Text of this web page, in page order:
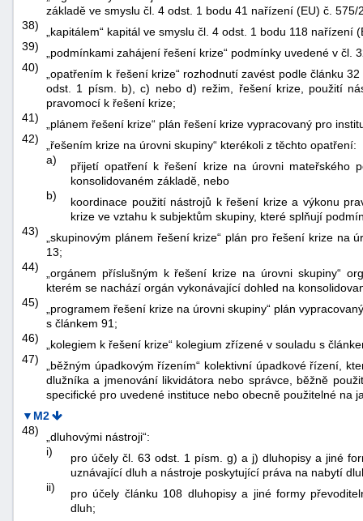
základě ve smyslu čl. 4 odst. 1 bodu 41 nařízení (EU) č. 575/
38)
„kapitálem“ kapitál ve smyslu čl. 4 odst. 1 bodu 118 nařízení
39)
„podmínkami zahájení řešení krize“ podmínky uvedené v čl.
40)
„opatřením k řešení krize“ rozhodnutí zavést podle článku
odst. 1 písm. b), c) nebo d) režim, řešení krize, použití
pravomocí k řešení krize;
41)
„plánem řešení krize“ plán řešení krize vypracovaný pro
42)
„řešením krize na úrovni skupiny“ kterékoli z těchto opatření:
a)
přijetí opatření k řešení krize na úrovni mateřského
konsolidovaném základě, nebo
b)
koordinace použití nástrojů k řešení krize a výkonu
krize ve vztahu k subjektům skupiny, které splňují
43)
„skupinovým plánem řešení krize“ plán pro řešení krize na
13;
44)
„orgánem příslušným k řešení krize na úrovni skupiny“
kterém se nachází orgán vykonávající dohled na
45)
„programem řešení krize na úrovni skupiny“ plán
s článkem 91;
46)
„kolegiem k řešení krize“ kolegium zřízené v souladu s
47)
„běžným úpadkovým řízením“ kolektivní úpadkové řízení,
dlužníka a jmenování likvidátora nebo správce, běžně
specifické pro uvedené instituce nebo obecně použitelné na
▼M2
48)
„dluhovými nástroji“:
i)
pro účely čl. 63 odst. 1 písm. g) a j) dluhopisy a jiné
uznávající dluh a nástroje poskytující práva na nabytí
ii)
pro účely článku 108 dluhopisy a jiné formy
dluh;